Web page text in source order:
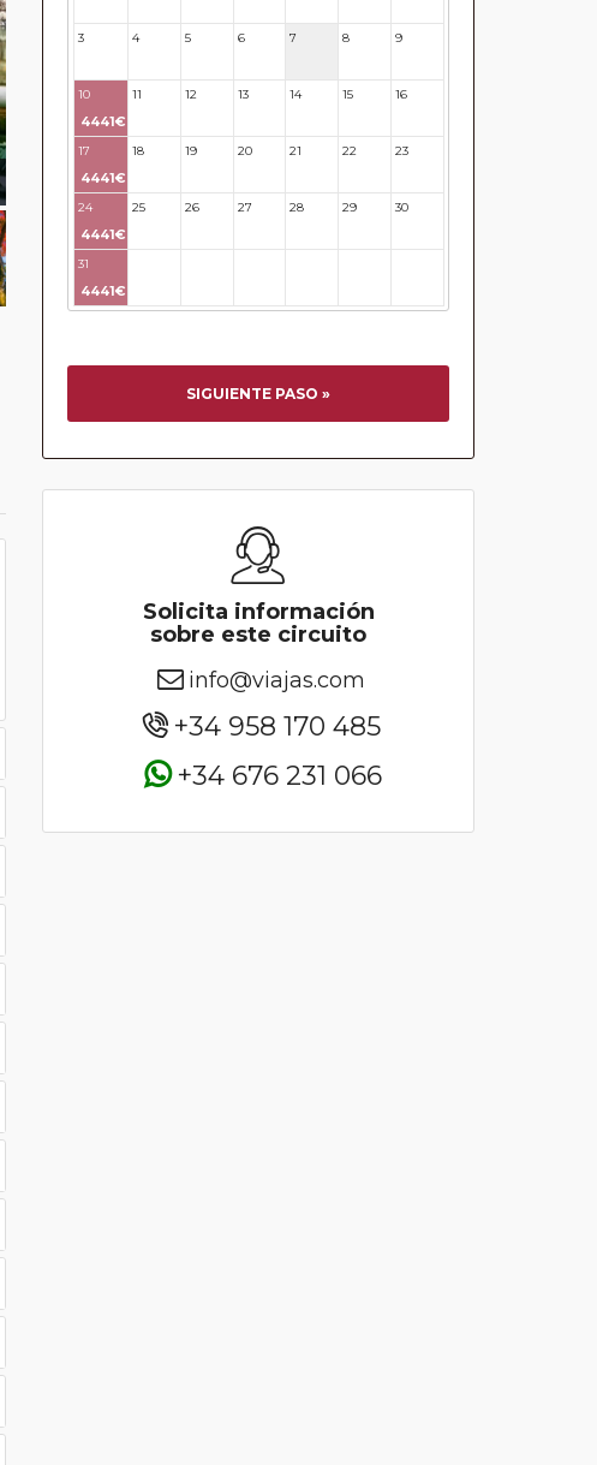
3 4 5 6 7 8 9
10
4441€
11 12 13 14 15 16
17
4441€
18 19 20 21 22 23
24
4441€
25 26 27 28 29 30
31
4441€
SIGUIENTE PASO »
Solicita información
sobre este circuito
info@viajas.com
+34 958 170 485
+34 676 231 066